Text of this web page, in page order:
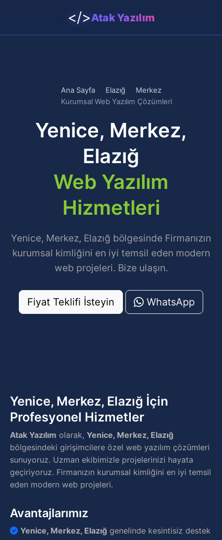
</>Atak Yazılım
Ana Sayfa Elazığ
Merkez
Kurumsal Web Yazılım Çözümleri
Yenice, Merkez,
Elazığ
Web Yazılım
Hizmetleri
Yenice, Merkez, Elazığ bölgesinde Firmanızın
kurumsal kimliğini en iyi temsil eden modern
web projeleri. Bize ulaşın.
Fiyat Teklifi İsteyin WhatsApp
Yenice, Merkez, Elazığ İçin
Profesyonel Hizmetler
Atak Yazılım olarak, Yenice, Merkez, Elazığ
bölgesindeki girişimcilere özel web yazılım çözümleri
sunuyoruz. Uzman ekibimizle projelerinizi hayata
geçiriyoruz. Firmanızın kurumsal kimliğini en iyi temsil
eden modern web projeleri.
Avantajlarımız
Yenice, Merkez, Elazığ genelinde kesintisiz destek